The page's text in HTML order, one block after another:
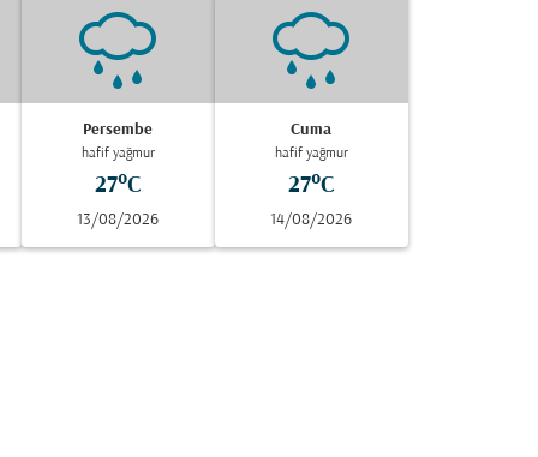
Persembe
hafif yağmur
27°C
13/08/2026
Cuma
hafif yağmur
27°C
14/08/2026